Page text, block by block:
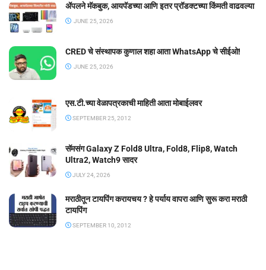
ॲपलने मॅकबुक, आयपॅडच्या आणि इतर प्रॉडक्टच्या किंमती वाढवल्या
JUNE 25, 2026
CRED चे संस्थापक कुणाल शहा आता WhatsApp चे सीईओ!
JUNE 25, 2026
एस.टी.च्या वेळापत्रकाची माहिती आता मोबाईलवर
SEPTEMBER 25, 2012
सॅमसंग Galaxy Z Fold8 Ultra, Fold8, Flip8, Watch
Ultra2, Watch9 सादर
JULY 24, 2026
मराठीतून टायपिंग करायचय ? हे पर्याय वापरा आणि सुरू करा मराठी
टायपिंग
SEPTEMBER 10, 2012